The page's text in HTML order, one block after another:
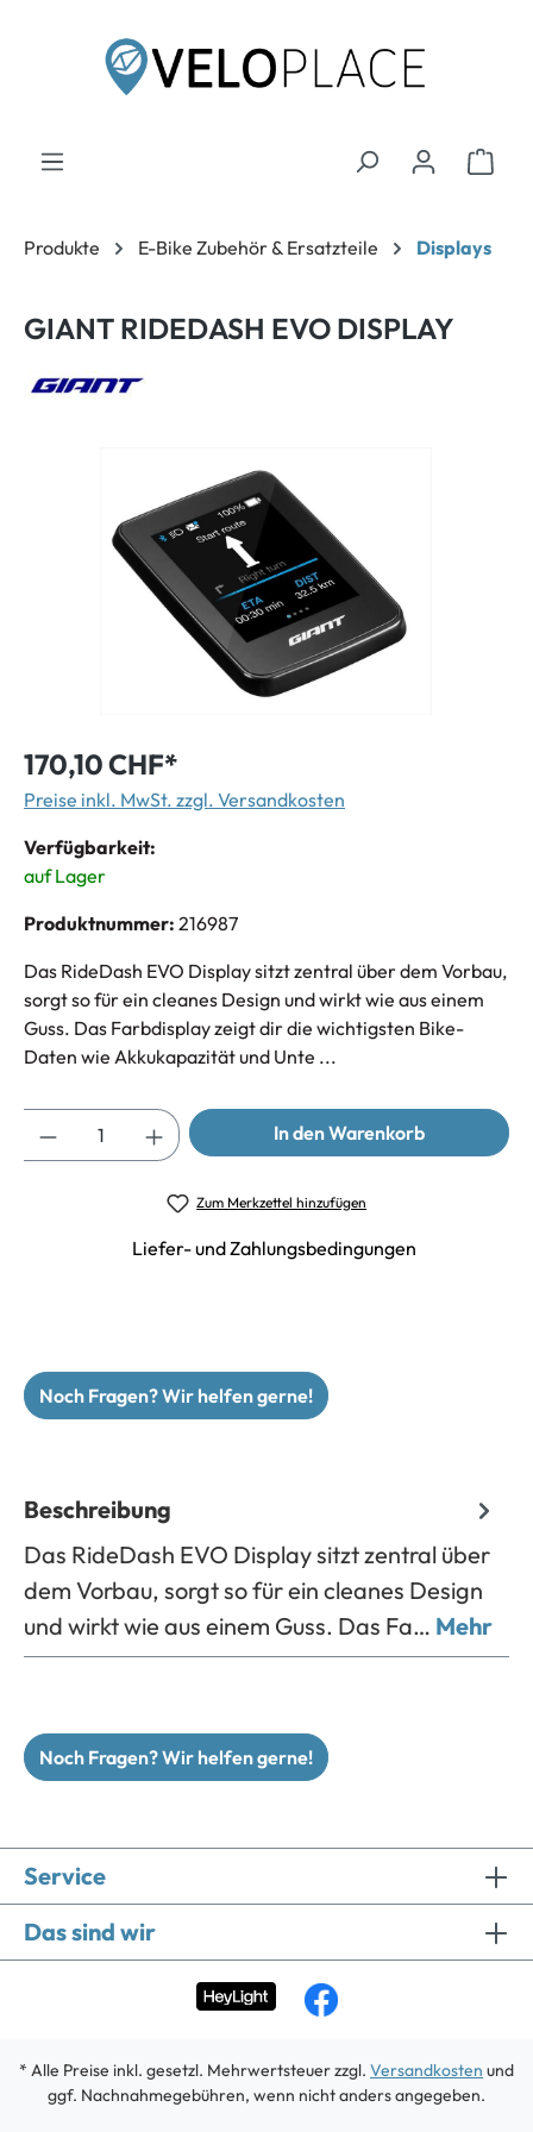
Produkte E-Bike Zubehör & Ersatzteile Displays
GIANT RIDEDASH EVO DISPLAY
170,10 CHF*
Preise inkl. MwSt. zzgl. Versandkosten
Verfügbarkeit:
auf Lager
Produktnummer: 216987
Das RideDash EVO Display sitzt zentral über dem Vorbau,
sorgt so für ein cleanes Design und wirkt wie aus einem
Guss. Das Farbdisplay zeigt dir die wichtigsten Bike-
Daten wie Akkukapazität und Unte ...
In den Warenkorb
Zum Merkzettel hinzufügen
Liefer- und Zahlungsbedingungen
Noch Fragen? Wir helfen gerne!
Beschreibung
Das RideDash EVO Display sitzt zentral über
dem Vorbau, sorgt so für ein cleanes Design
und wirkt wie aus einem Guss. Das Fa… Mehr
Noch Fragen? Wir helfen gerne!
Service
Das sind wir
* Alle Preise inkl. gesetzl. Mehrwertsteuer zzgl. Versandkosten und
ggf. Nachnahmegebühren, wenn nicht anders angegeben.